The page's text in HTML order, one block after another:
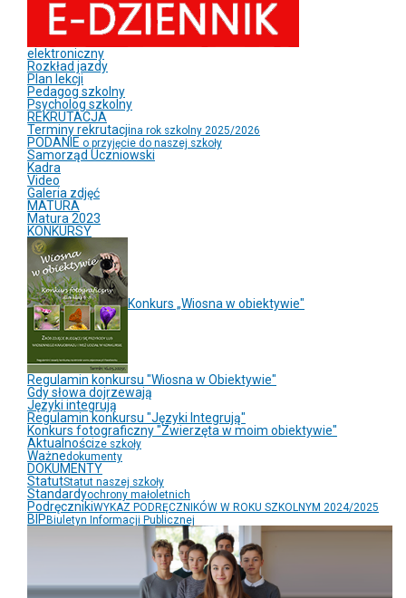
elektroniczny
Rozkład jazdy
Plan lekcji
Pedagog szkolny
Psycholog szkolny
REKRUTACJA
Terminy rekrutacjina rok szkolny 2025/2026
PODANIE o przyjęcie do naszej szkoły
Samorząd Uczniowski
Kadra
Video
Galeria zdjęć
MATURA
Matura 2023
KONKURSY
Konkurs „Wiosna w obiektywie"
Regulamin konkursu "Wiosna w Obiektywie"
Gdy słowa dojrzewają
Języki integrują
Regulamin konkursu "Języki Integrują"
Konkurs fotograficzny "Zwierzęta w moim obiektywie"
Aktualnościze szkoły
Ważnedokumenty
DOKUMENTY
StatutStatut naszej szkoły
Standardyochrony małoletnich
PodręcznikiWYKAZ PODRĘCZNIKÓW W ROKU SZKOLNYM 2024/2025
BIPBiuletyn Informacji Publicznej